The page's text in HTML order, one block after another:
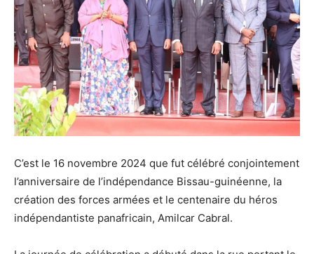
C’est le 16 novembre 2024 que fut célébré conjointement
l’anniversaire de l’indépendance Bissau-guinéenne, la
création des forces armées et le centenaire du héros
indépendantiste panafricain, Amilcar Cabral.